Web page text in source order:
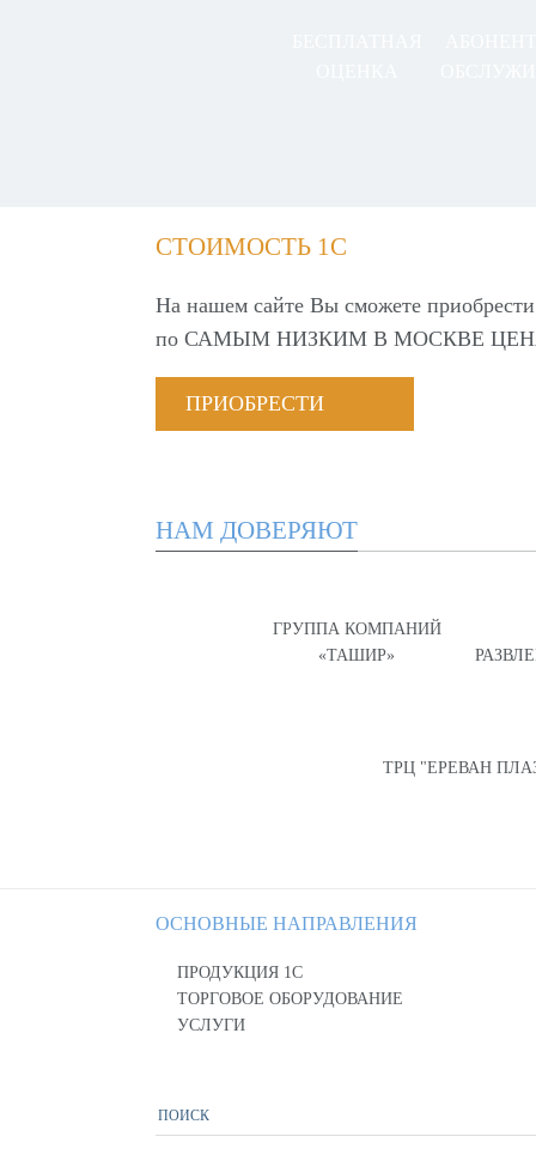
СТОИМОСТЬ 1С
На нашем сайте Вы сможете
по САМЫМ НИЗКИМ В МОСКВЕ
ПРИОБРЕСТИ
НАМ ДОВЕРЯЮТ
ГРУППА КОМПАНИЙ
«ТАШИР»
ТРЦ "ЕРЕВАН
ОСНОВНЫЕ НАПРАВЛЕНИЯ
ПРОДУКЦИЯ 1С
ТОРГОВОЕ ОБОРУДОВАНИЕ
УСЛУГИ